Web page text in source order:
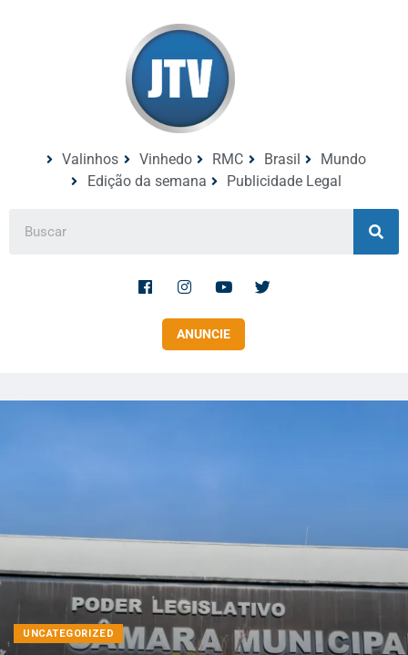
Valinhos Vinhedo RMC Brasil
Mundo
Edição da semana
Publicidade Legal
ANUNCIE
UNCATEGORIZED